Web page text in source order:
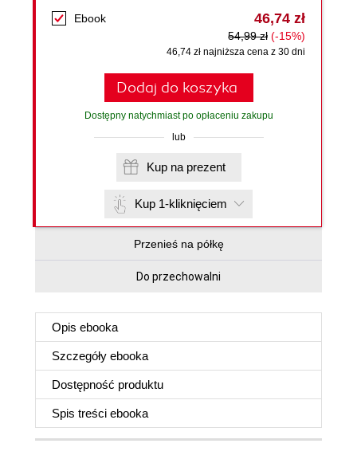
Ebook 46,74 zł
54,99 zł (-15%)
46,74 zł najniższa cena z 30 dni
Dodaj do koszyka
Dostępny natychmiast po opłaceniu zakupu
lub
Kup na prezent
Kup 1-kliknięciem
Przenieś na półkę
Do przechowalni
Opis ebooka
Szczegóły ebooka
Dostępność produktu
Spis treści ebooka